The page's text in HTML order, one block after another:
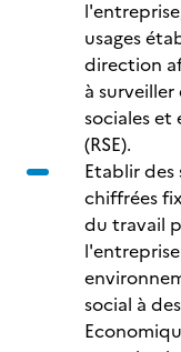
usages
direction
à
sociales
(RSE).
Etablir
chiffrées
du travail
social à